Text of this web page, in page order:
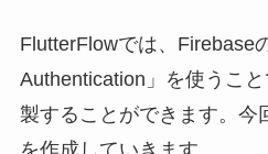
FlutterFlowでは、Firebase
Authentication」を使うこ
製することができます。今